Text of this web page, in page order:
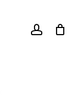
account
Close
Cart